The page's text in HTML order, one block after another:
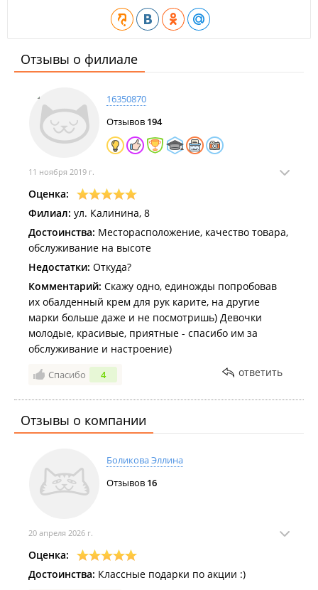
Отзывы о филиале
16350870
Отзывов 194
11 ноября 2019 г.
Оценка:
Филиал: ул. Калинина, 8
Достоинства: Месторасположение, качество товара,
обслуживание на высоте
Недостатки: Откуда?
Комментарий: Скажу одно, единожды попробовав
их обалденный крем для рук карите, на другие
марки больше даже и не посмотришь) Девочки
молодые, красивые, приятные - спасибо им за
обслуживание и настроение)
Спасибо 4 ответить
Отзывы о компании
Боликова Эллина
Отзывов 16
20 апреля 2026 г.
Оценка:
Достоинства: Классные подарки по акции :)